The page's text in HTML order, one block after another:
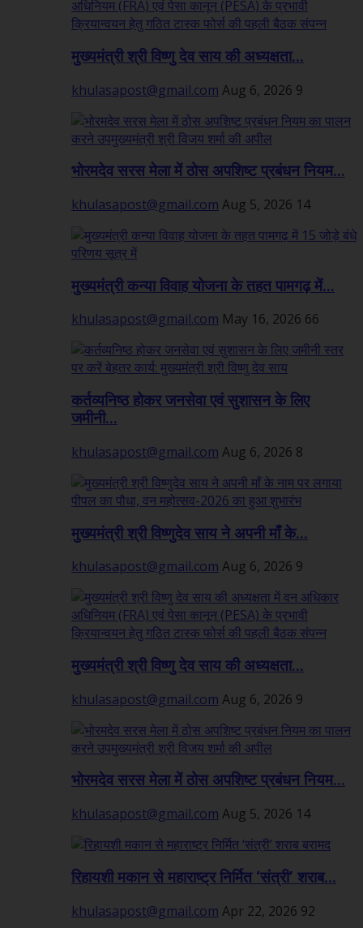
मुख्यमंत्री श्री विष्णु देव साय की अध्यक्षता...
khulasapost@gmail.com Aug 6, 2026 9
भोरमदेव सरस मेला में ठोस अपशिष्ट प्रबंधन नियम...
khulasapost@gmail.com Aug 5, 2026 14
मुख्यमंत्री कन्या विवाह योजना के तहत पामगढ़ में...
khulasapost@gmail.com May 16, 2026 66
कर्तव्यनिष्ठ होकर जनसेवा एवं सुशासन के लिए
जमीनी...
khulasapost@gmail.com Aug 6, 2026 8
मुख्यमंत्री श्री विष्णुदेव साय ने अपनी माँ के...
khulasapost@gmail.com Aug 6, 2026 9
मुख्यमंत्री श्री विष्णु देव साय की अध्यक्षता...
khulasapost@gmail.com Aug 6, 2026 9
भोरमदेव सरस मेला में ठोस अपशिष्ट प्रबंधन नियम...
khulasapost@gmail.com Aug 5, 2026 14
रिहायशी मकान से महाराष्ट्र निर्मित ‘संत्री’ शराब...
khulasapost@gmail.com Apr 22, 2026 92